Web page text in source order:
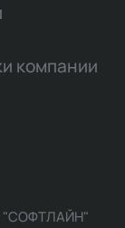
компании
"СОФТЛАЙН"